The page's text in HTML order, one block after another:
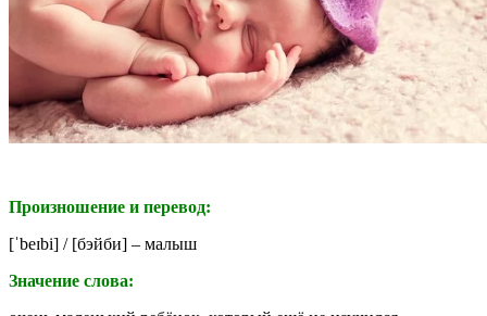
Произношение и перевод:
[ˈbeɪbi] / [бэйби] – малыш
Значение слова: